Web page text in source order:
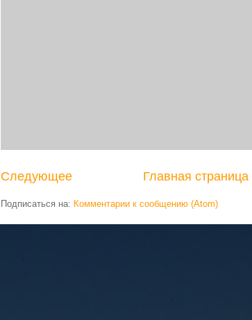
Следующее Главная страница
Подписаться на: Комментарии к сообщению (Atom)